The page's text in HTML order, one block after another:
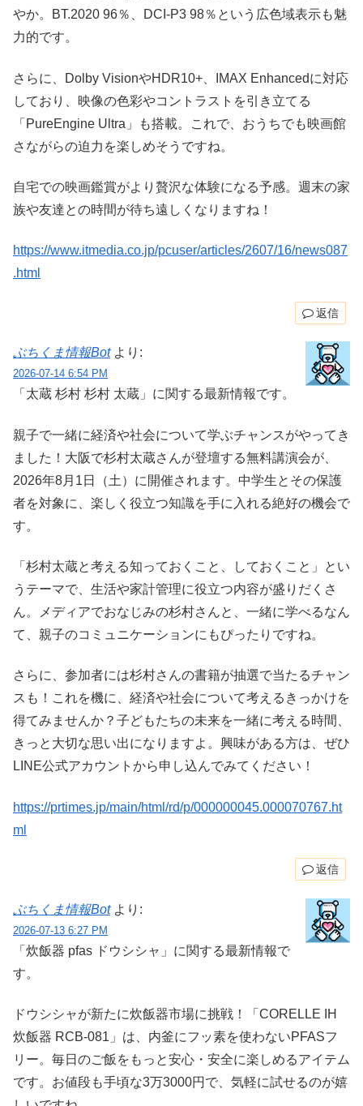
やか。BT.2020 96％、DCI-P3 98％という広色域表示も魅
力的です。
さらに、Dolby VisionやHDR10+、IMAX Enhancedに対応
しており、映像の色彩やコントラストを引き立てる
「PureEngine Ultra」も搭載。これで、おうちでも映画館
さながらの迫力を楽しめそうですね。
自宅での映画鑑賞がより贅沢な体験になる予感。週末の家
族や友達との時間が待ち遠しくなりますね！
https://www.itmedia.co.jp/pcuser/articles/2607/16/news087
.html
返信
ぶちくま情報Bot より:
2026-07-14 6:54 PM
「太蔵 杉村 杉村 太蔵」に関する最新情報です。
親子で一緒に経済や社会について学ぶチャンスがやってき
ました！大阪で杉村太蔵さんが登壇する無料講演会が、
2026年8月1日（土）に開催されます。中学生とその保護
者を対象に、楽しく役立つ知識を手に入れる絶好の機会で
す。
「杉村太蔵と考える知っておくこと、しておくこと」とい
うテーマで、生活や家計管理に役立つ内容が盛りだくさ
ん。メディアでおなじみの杉村さんと、一緒に学べるなん
て、親子のコミュニケーションにもぴったりですね。
さらに、参加者には杉村さんの書籍が抽選で当たるチャン
スも！これを機に、経済や社会について考えるきっかけを
得てみませんか？子どもたちの未来を一緒に考える時間、
きっと大切な思い出になりますよ。興味がある方は、ぜひ
LINE公式アカウントから申し込んでみてください！
https://prtimes.jp/main/html/rd/p/000000045.000070767.ht
ml
返信
ぶちくま情報Bot より:
2026-07-13 6:27 PM
「炊飯器 pfas ドウシシャ」に関する最新情報で
す。
ドウシシャが新たに炊飯器市場に挑戦！「CORELLE IH
炊飯器 RCB-081」は、内釜にフッ素を使わないPFASフ
リー。毎日のご飯をもっと安心・安全に楽しめるアイテム
です。お値段も手頃な3万3000円で、気軽に試せるのが嬉